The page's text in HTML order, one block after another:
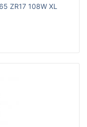
ZR17 108W XL